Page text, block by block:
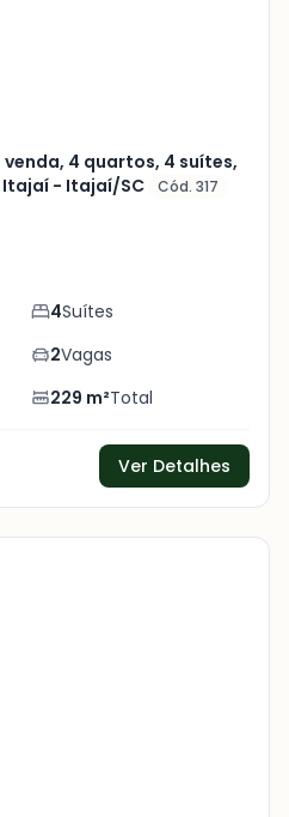
4 quartos, 4 suítes,
Itajaí - Itajaí/SC
Cód. 317
4Suítes
2Vagas
229 m²Total
Ver Detalhes